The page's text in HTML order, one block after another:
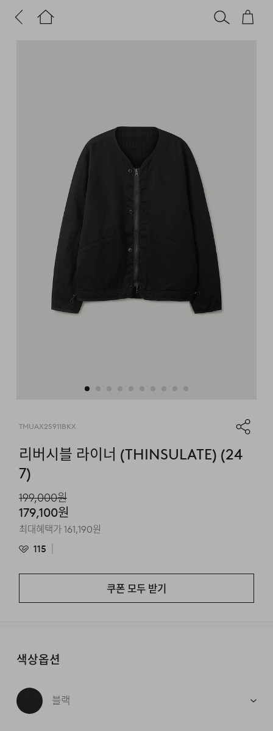
TMUAX25911BKX
리버시블 라이너 (THINSULATE) (24
7)
179,100원
199,000원
최대혜택가161,190원
115
쿠폰 모두 받기
색상옵션
블랙